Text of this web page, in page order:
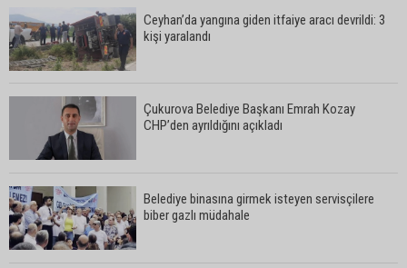
Ceyhan’da yangına giden itfaiye aracı devrildi: 3
kişi yaralandı
Çukurova Belediye Başkanı Emrah Kozay
CHP’den ayrıldığını açıkladı
Belediye binasına girmek isteyen servisçilere
biber gazlı müdahale